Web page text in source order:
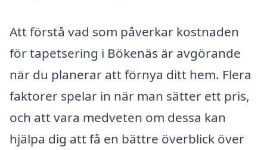
Att förstå vad som påverkar kostnaden
för tapetsering i Bökenäs är avgörande
när du planerar att förnya ditt hem. Flera
faktorer spelar in när man sätter ett pris,
och att vara medveten om dessa kan
hjälpa dig att få en bättre överblick över